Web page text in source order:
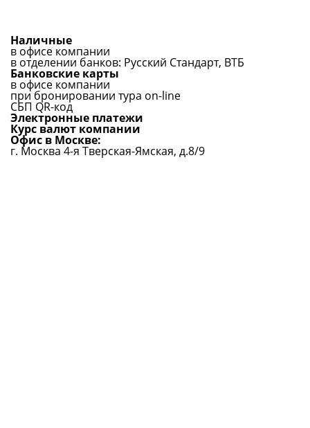
Наличные
в офисе компании
в отделении банков: Русский Стандарт, ВТБ
Банковские карты
в офисе компании
при бронировании тура on-line
СБП QR-код
Электронные платежи
Курс валют компании
Офис в Москве:
г. Москва 4-я Тверская-Ямская, д.8/9